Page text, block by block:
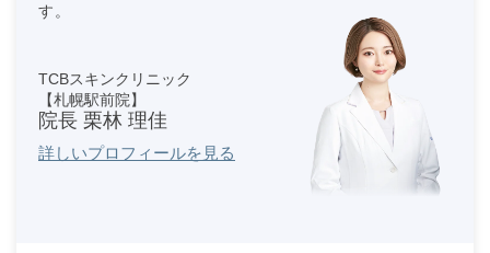
す。
TCBスキンクリニック
【札幌駅前院】
院長 栗林 理佳
詳しいプロフィールを見る